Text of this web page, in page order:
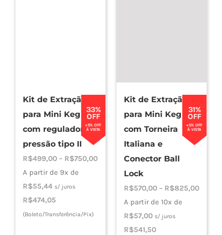
na
página
do
produto
33%
OFF
+5% OFF
À VISTA
Kit de Extração
para Mini Keg
com regulador de
pressão tipo II
R$499,00 – R$750,00Faixa
R$499,00
R$750,00
A partir de 9x de
R$55,44 s/ juros
R$474,05
(Boleto/Transferência/Pix)
31%
OFF
+5% OFF
À VISTA
Kit de Extração
para Mini Keg
com Torneira
Italiana e
Conector Ball
Lock
R$570,00 – R$825,00Faixa
A partir de 10x de
R$57,00 s/ juros
R$541,50